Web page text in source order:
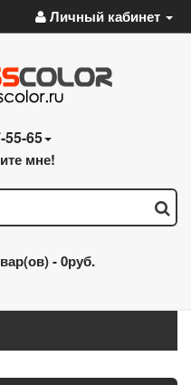
Личный кабинет
55-65
мне!
-0руб.